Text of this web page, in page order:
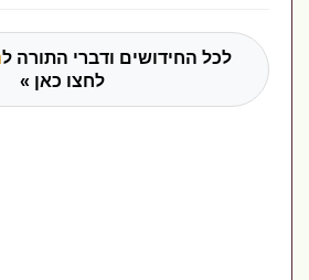
לכל החידושים ודברי התורה ל
לחצו כאן »